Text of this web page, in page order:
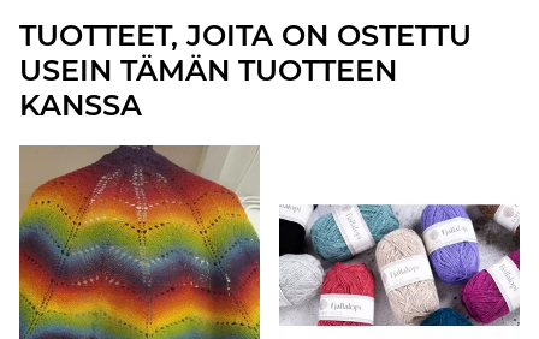
TUOTTEET, JOITA ON OSTETTU
USEIN TÄMÄN TUOTTEEN
KANSSA